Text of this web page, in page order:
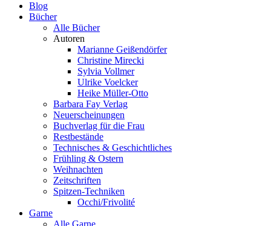
Blog
Bücher
Alle Bücher
Autoren
Marianne Geißendörfer
Christine Mirecki
Sylvia Vollmer
Ulrike Voelcker
Heike Müller-Otto
Barbara Fay Verlag
Neuerscheinungen
Buchverlag für die Frau
Restbestände
Technisches & Geschichtliches
Frühling & Ostern
Weihnachten
Zeitschriften
Spitzen-Techniken
Occhi/Frivolité
Garne
Alle Garne